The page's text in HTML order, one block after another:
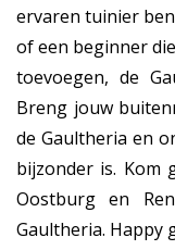
ervaren tuinier
of een beginner
toevoegen, de
Breng jouw
de Gaultheria en
bijzonder is. Kom
Oostburg en
Gaultheria. Happy